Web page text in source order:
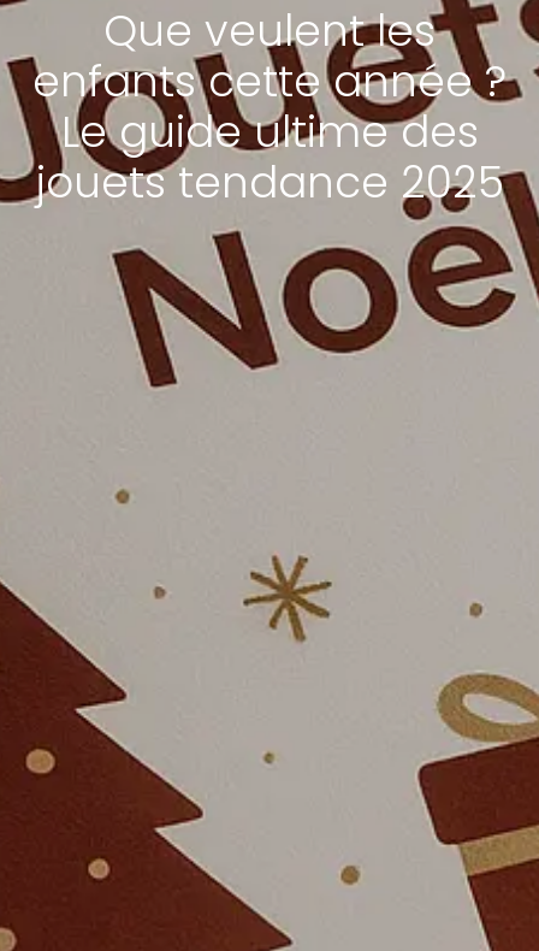
Que veulent les
enfants cette année ?
Le guide ultime des
jouets tendance 2025